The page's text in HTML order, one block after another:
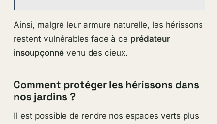
Ainsi, malgré leur armure naturelle, les hérissons
restent vulnérables face à ce prédateur
insoupçonnévenu des cieux.
Comment protéger les hérissons dans
nos jardins ?
Il est possible de rendre nos espaces verts plus